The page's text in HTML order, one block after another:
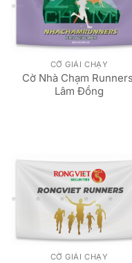
CỜ GIẢI CHẠY
Cờ Nhà Chạm
Lâm Đồng
CỜ GIẢI CHẠY